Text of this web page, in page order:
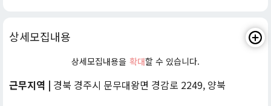
상세모집내용
상세모집내용을 확대할 수 있습니다.
근무지역 | 경북 경주시 문무대왕면 경감로 2249, 양북